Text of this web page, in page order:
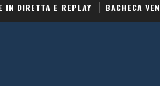
IN DIRETTA E REPLAY BACHECA